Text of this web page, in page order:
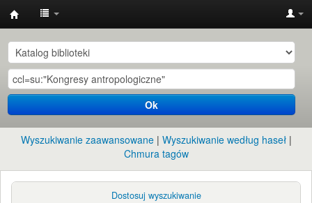
Instytut
Etnologii
i
Antropologii
Kulturowej
UW
Ok
Wyszukiwanie zaawansowane
Wyszukiwanie według haseł
Chmura tagów
Dostosuj wyszukiwanie